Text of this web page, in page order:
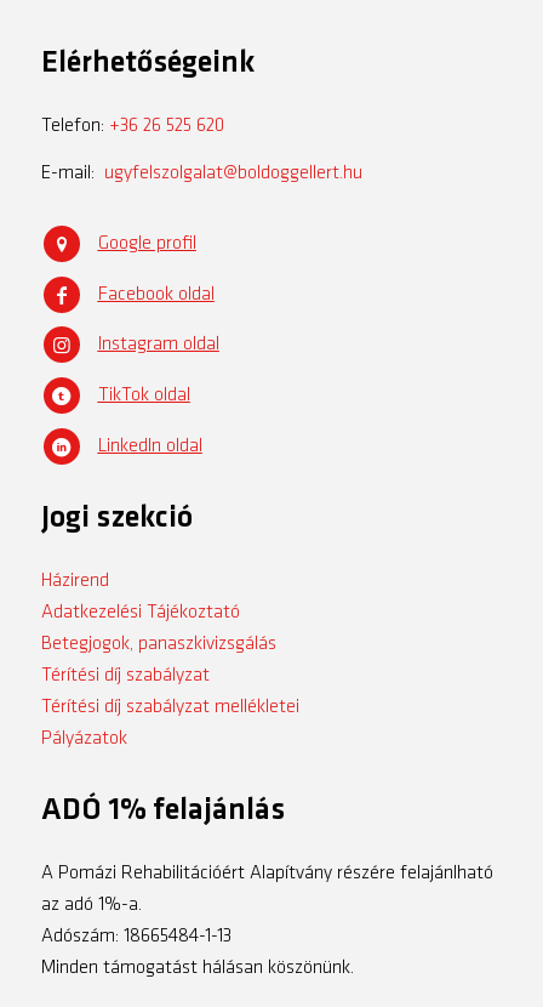
Elérhetőségeink
Telefon: +36 26 525 620
E-mail: ugyfelszolgalat@boldoggellert.hu
Google profil
Facebook oldal
Instagram oldal
TikTok oldal
LinkedIn oldal
Jogi szekció
Házirend
Adatkezelési Tájékoztató
Betegjogok, panaszkivizsgálás
Térítési díj szabályzat
Térítési díj szabályzat mellékletei
Pályázatok
ADÓ 1% felajánlás
A Pomázi Rehabilitációért Alapítvány részére felajánlható
az adó 1%-a.
Adószám: 18665484-1-13
Minden támogatást hálásan köszönünk.